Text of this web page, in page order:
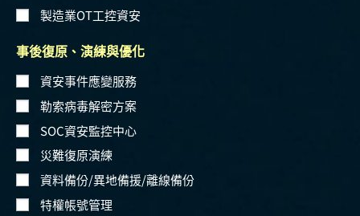
製造業OT工控資安
事後復原、演練與優化
資安事件應變服務
勒索病毒解密方案
SOC資安監控中心
災難復原演練
資料備份/異地備援/離線備份
特權帳號管理